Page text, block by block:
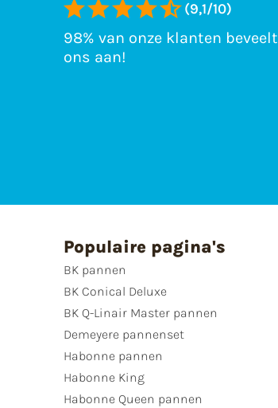
(9,1/10)
98% van onze klanten beveelt
ons aan!
Populaire pagina's
BK pannen
BK Conical Deluxe
BK Q-Linair Master pannen
Demeyere pannenset
Habonne pannen
Habonne King
Habonne Queen pannen